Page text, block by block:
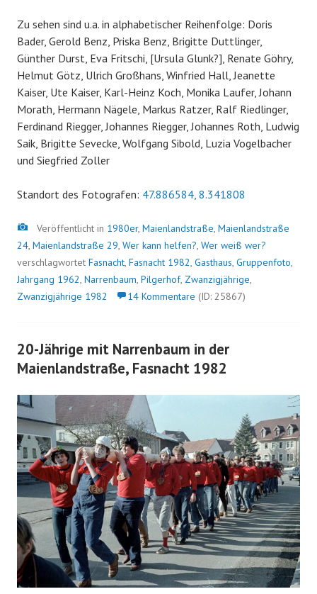
Zu sehen sind u.a. in alphabetischer Reihenfolge: Doris
Bader, Gerold Benz, Priska Benz, Brigitte Duttlinger,
Günther Durst, Eva Fritschi, [Ursula Glunk?], Renate Göhry,
Helmut Götz, Ulrich Großhans, Winfried Hall, Jeanette
Kaiser, Ute Kaiser, Karl-Heinz Koch, Monika Laufer, Johann
Morath, Hermann Nägele, Markus Ratzer, Ralf Riedlinger,
Ferdinand Riegger, Johannes Riegger, Johannes Roth, Ludwig
Saik, Brigitte Sevecke, Wolfgang Sibold, Luzia Vogelbacher
und Siegfried Zoller
Standort des Fotografen: 47.886584, 8.341808
Bild
Veröffentlicht in 1980er, Maienlandstraße, Maienlandstraße
24, Maienlandstraße 29, Wer kann helfen?, Wer weiß wer?
verschlagwortet Fasnacht, Fasnacht 1982, Gasthaus, Gruppenfoto,
Jahrgang 1962, Narrenbaum, Pilgerhof, Zwanzigjährige,
Zwanzigjährige 1982
14 Kommentare (ID: 25867)
20-Jährige mit Narrenbaum in der
Maienlandstraße, Fasnacht 1982